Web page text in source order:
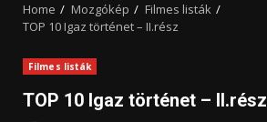
Home Mozgókép
Filmes listák
TOP 10 Igaz történet – II.rész
Filmes listák
TOP 10 Igaz történet – II.rész